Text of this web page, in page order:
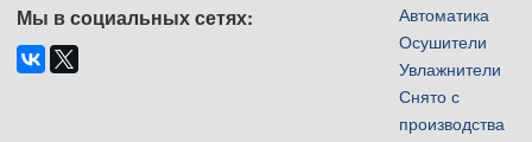
Мы в социальных сетях:
Автоматика
Осушители
Увлажнители
Снято с
производства